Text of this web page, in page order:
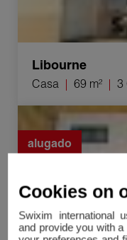
Libourne
Casa 69 m² 3
Aluguer Comercial
alugado
Cookies on
Swixim international
and provide you with